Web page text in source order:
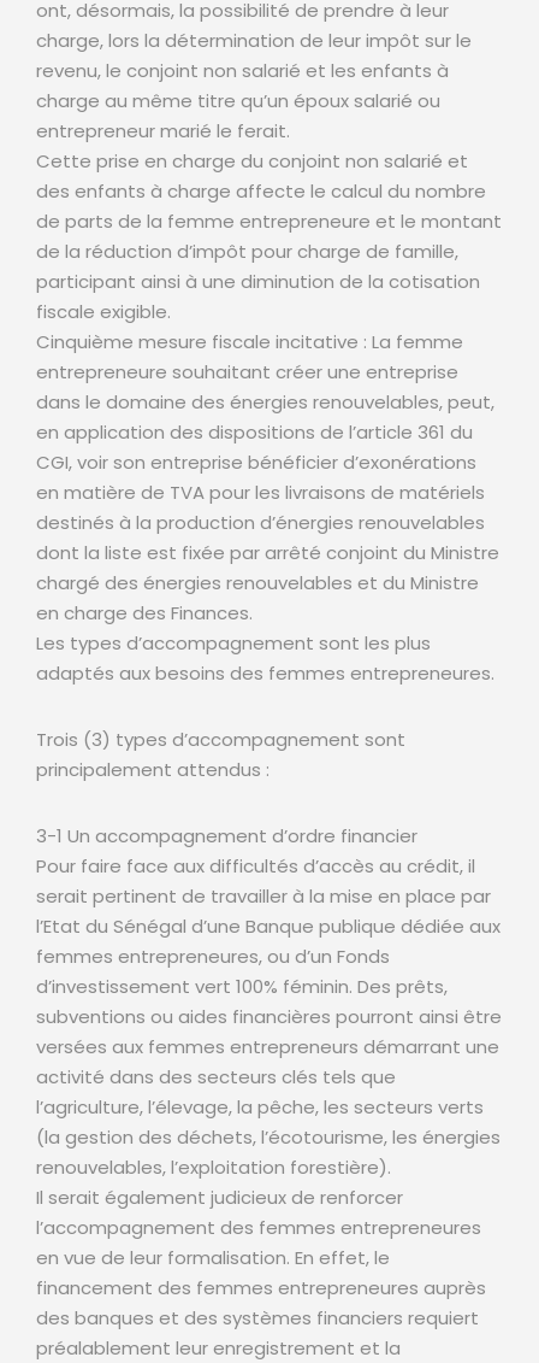
ont, désormais, la possibilité de prendre à leur
charge, lors la détermination de leur impôt sur le
revenu, le conjoint non salarié et les enfants à
charge au même titre qu’un époux salarié ou
entrepreneur marié le ferait.
Cette prise en charge du conjoint non salarié et
des enfants à charge affecte le calcul du nombre
de parts de la femme entrepreneure et le montant
de la réduction d’impôt pour charge de famille,
participant ainsi à une diminution de la cotisation
fiscale exigible.
Cinquième mesure fiscale incitative : La femme
entrepreneure souhaitant créer une entreprise
dans le domaine des énergies renouvelables, peut,
en application des dispositions de l’article 361 du
CGI, voir son entreprise bénéficier d’exonérations
en matière de TVA pour les livraisons de matériels
destinés à la production d’énergies renouvelables
dont la liste est fixée par arrêté conjoint du Ministre
chargé des énergies renouvelables et du Ministre
en charge des Finances.
Les types d’accompagnement sont les plus
adaptés aux besoins des femmes entrepreneures.
Trois (3) types d’accompagnement sont
principalement attendus :
3-1 Un accompagnement d’ordre financier
Pour faire face aux difficultés d’accès au crédit, il
serait pertinent de travailler à la mise en place par
l’Etat du Sénégal d’une Banque publique dédiée aux
femmes entrepreneures, ou d’un Fonds
d’investissement vert 100% féminin. Des prêts,
subventions ou aides financières pourront ainsi être
versées aux femmes entrepreneurs démarrant une
activité dans des secteurs clés tels que
l’agriculture, l’élevage, la pêche, les secteurs verts
(la gestion des déchets, l’écotourisme, les énergies
renouvelables, l’exploitation forestière).
Il serait également judicieux de renforcer
l’accompagnement des femmes entrepreneures
en vue de leur formalisation. En effet, le
financement des femmes entrepreneures auprès
des banques et des systèmes financiers requiert
préalablement leur enregistrement et la